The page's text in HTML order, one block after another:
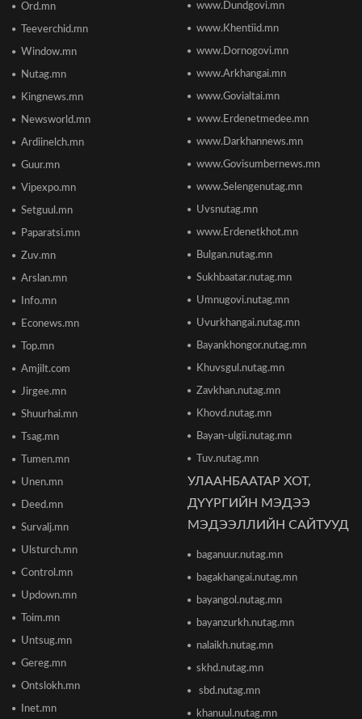
Монгол Улсын дэлхийд өрсөлдөх чадвар 75
улсаас 67-рт бичигджээ
ТӨВҮҮДИЙН БАЙРШИЛ
2026/06/17 12:20
Отгонтэнгэр хайрханы тахилгад оролцохоор
ирж буй иргэдийн анхааралд
2026/06/16 15:28
Парламент хар тамхины хэргийн ялын
2026/06/16 15:49
Ши Жиньпин Монголд айлчилна
"The MongolZ" баг IEM Cologne Major-2026
тэмцээнийг гуравдугаар шатнаас өндөрлүүллээ
ТЦА: Согтуугаар автомашин жолоодож долоон
тээврийн хэрэгсэл мөргөсөн этгээдийг
2026/06/16 12:47
өсөлтийн төсөөллөө бууруулжээ
2026/06/12 18:05
Европын Төв банк 2023 оноос хойш анх удаа
Ord.mn
Teeverchid.mn
Window.mn
Nutag.mn
Kingnews.mn
Newsworld.mn
Ardiinelch.mn
Guur.mn
Vipexpo.mn
Setguul.mn
Paparatsi.mn
Zuv.mn
Arslan.mn
Info.mn
Econews.mn
Top.mn
Amjilt.com
Jirgee.mn
Shuurhai.mn
Tsag.mn
Tumen.mn
Unen.mn
Deed.mn
Survalj.mn
Ulsturch.mn
Control.mn
Updown.mn
Toim.mn
Untsug.mn
Gereg.mn
Ontslokh.mn
Inet.mn
www.Dundgovi.mn
www.Khentiid.mn
www.Dornogovi.mn
www.Arkhangai.mn
www.Govialtai.mn
www.Erdenetmedee.mn
www.Darkhannews.mn
www.Govisumbernews.mn
www.Selengenutag.mn
Uvsnutag.mn
www.Erdenetkhot.mn
Bulgan.nutag.mn
Sukhbaatar.nutag.mn
Umnugovi.nutag.mn
Uvurkhangai.nutag.mn
Bayankhongor.nutag.mn
Khuvsgul.nutag.mn
Zavkhan.nutag.mn
Khovd.nutag.mn
Bayan-ulgii.nutag.mn
Tuv.nutag.mn
УЛААНБААТАР ХОТ,
ДҮҮРГИЙН МЭДЭЭ
МЭДЭЭЛЛИЙН САЙТУУД
baganuur.nutag.mn
bagakhangai.nutag.mn
bayangol.nutag.mn
bayanzurkh.nutag.mn
nalaikh.nutag.mn
skhd.nutag.mn
sbd.nutag.mn
khanuul.nutag.mn